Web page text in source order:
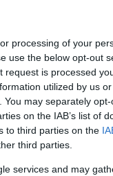
processing of your
use the below opt-out
request is processed
utilized by us
may separately
on the IAB’s list of
to third parties on the
third parties.
services and may